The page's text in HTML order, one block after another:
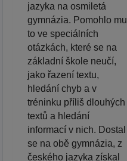
jazyka na osmiletá
gymnázia. Pomohlo mu
to ve speciálních
otázkách, které se na
základní škole neučí,
jako řazení textu,
hledání chyb a v
tréninku příliš dlouhých
textů a hledání
informací v nich. Dostal
se na obě gymnázia, z
českého jazyka získal